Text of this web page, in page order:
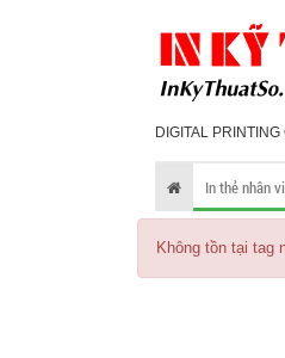
DIGITAL
In thẻ nhân
Không tồn tại tag